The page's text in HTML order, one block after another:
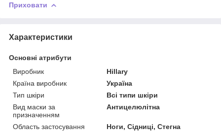
Приховати
Характеристики
Основні атрибути
Виробник
Hillary
Країна виробник
Україна
Тип шкіри
Всі типи шкіри
Вид маски за
призначенням
Антицелюлітна
Область застосування Ноги, Сідниці, Стегна